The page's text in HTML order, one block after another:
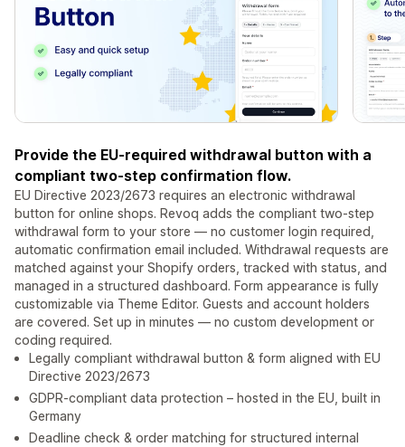
Provide the EU-required withdrawal button with a
compliant two-step confirmation flow.
EU Directive 2023/2673 requires an electronic withdrawal
button for online shops. Revoq adds the compliant two-step
withdrawal form to your store — no customer login required,
automatic confirmation email included. Withdrawal requests are
matched against your Shopify orders, tracked with status, and
managed in a structured dashboard. Form appearance is fully
customizable via Theme Editor. Guests and account holders
are covered. Set up in minutes — no custom development or
coding required.
Legally compliant withdrawal button & form aligned with EU
Directive 2023/2673
GDPR-compliant data protection – hosted in the EU, built in
Germany
Deadline check & order matching for structured internal